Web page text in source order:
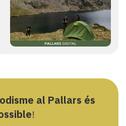
al Pallars és
!